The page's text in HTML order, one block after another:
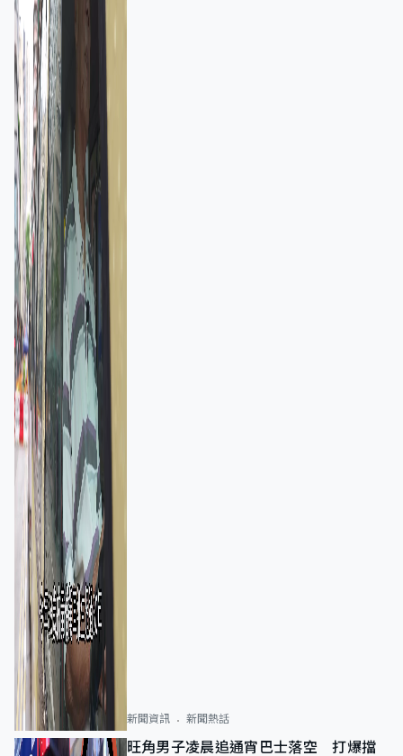
新聞資訊 新聞熱話
旺角男子凌晨追通宵巴士落空 打爆擋